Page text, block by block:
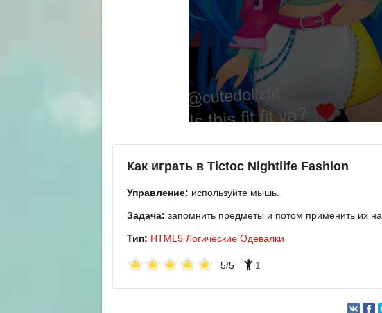
Как играть в Tictoc Nightlife Fashion
Управление: используйте мышь.
Задача: запомнить предметы и потом применить их
Тип: HTML5 Логические Одевалки
5/5 1